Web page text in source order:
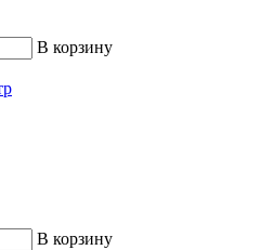
В корзину
В корзину